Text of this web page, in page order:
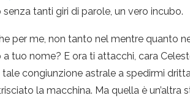
tanti giri di parole, un vero incubo.
per me, non tanto nel mentre quanto
tuo nome? E ora ti attacchi, cara
congiunzione astrale a spedirmi
la macchina. Ma quella è